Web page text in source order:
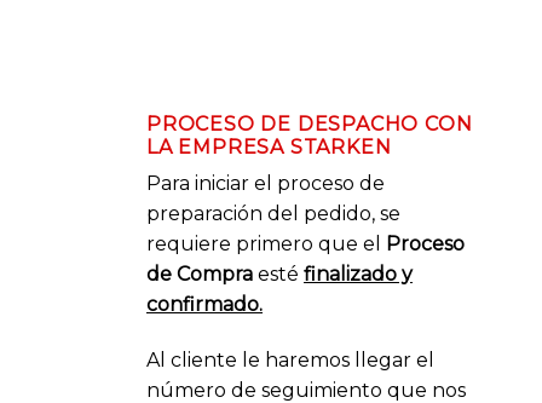
PROCESO DE DESPACHO CON
LA EMPRESA STARKEN
Para iniciar el proceso de
preparación del pedido, se
requiere primero que el
Proceso
de Compra esté finalizado y
confirmado.
Al cliente le haremos llegar el
número de seguimiento que nos